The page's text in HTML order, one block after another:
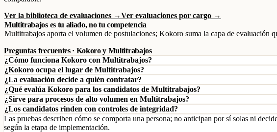
Ver la biblioteca de evaluaciones →Ver evaluaciones por cargo →
Multitrabajos es tu aliado, no tu competencia
Multitrabajos aporta el volumen de postulaciones; Kokoro suma la capa de evaluación
Preguntas frecuentes · Kokoro y Multitrabajos
¿Cómo funciona Kokoro con Multitrabajos?
¿Kokoro ocupa el lugar de Multitrabajos?
¿La evaluación decide a quién contratar?
¿Qué evalúa Kokoro para los candidatos de Multitrabajos?
¿Sirve para procesos de alto volumen en Multitrabajos?
¿Los candidatos rinden con controles de integridad?
Las pruebas describen cómo se comporta una persona; no anticipan por sí solas ni
según la etapa de implementación.